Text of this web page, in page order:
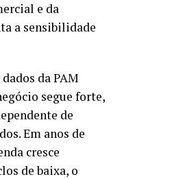
e da
a sensibilidade
da PAM
segue forte,
de
Em anos de
cresce
de baixa, o